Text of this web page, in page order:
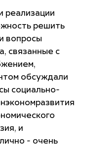
реализации
решить
вопросы
связанные с
обсуждали
социально-
и
- очень